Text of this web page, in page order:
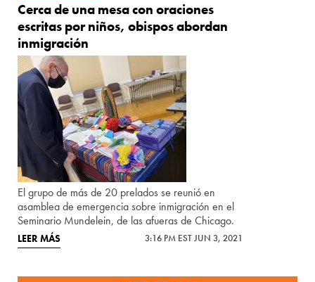
Cerca de una mesa con oraciones
escritas por niños, obispos abordan
inmigración
El grupo de más de 20 prelados se reunió en
asamblea de emergencia sobre inmigración en el
Seminario Mundelein, de las afueras de Chicago.
LEER MÁS 3:16 PM EST JUN 3, 2021